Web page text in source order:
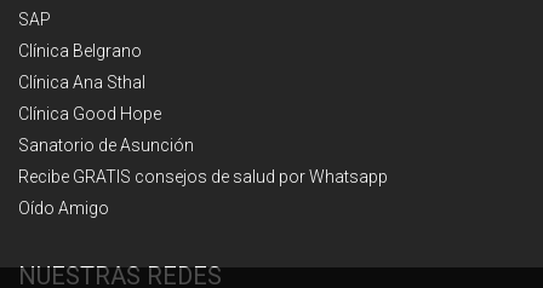
SAP
Clínica Belgrano
Clínica Ana Sthal
Clínica Good Hope
Sanatorio de Asunción
Recibe GRATIS consejos de salud por Whatsapp
Oído Amigo
NUESTRAS REDES